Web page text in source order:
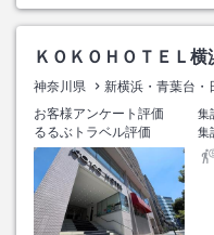
ＫＯＫＯＨＯＴＥＬ横
神奈川県 新横浜・青葉台・
お客様アンケート評価
集
るるぶトラベル評価
集